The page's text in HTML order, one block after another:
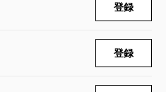
登録
登録